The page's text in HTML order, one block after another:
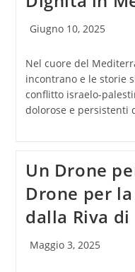
Articolo
Giugno 10, 2025
Nel cuore del
incontrano e le storie
conflitto israelo-
dolorose e persistenti
Un Drone
Drone per
dalla Riva
Articolo
Maggio 3, 2025